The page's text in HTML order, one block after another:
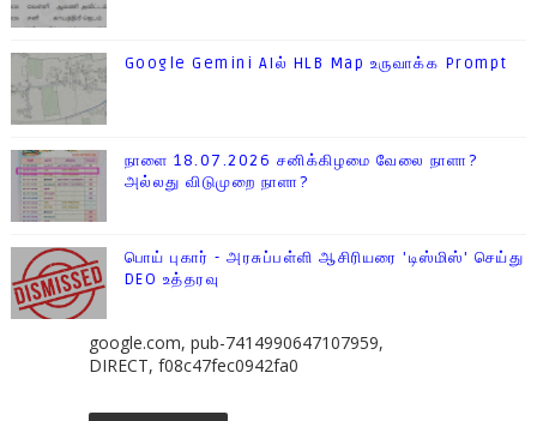
Google Gemini AIல் HLB Map உருவாக்க Prompt
நாளை 18.07.2026 சனிக்கிழமை வேலை நாளா?
அல்லது விடுமுறை நாளா?
பொய் புகார் - அரசுப்பள்ளி ஆசிரியரை 'டிஸ்மிஸ்' செய்து
DEO உத்தரவு
google.com, pub-7414990647107959,
DIRECT, f08c47fec0942fa0